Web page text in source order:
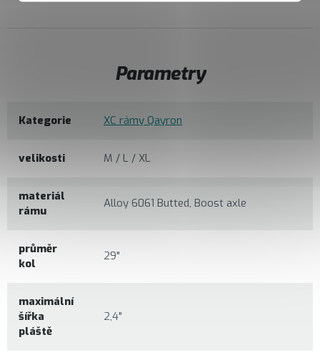
Parametry
Kategorie XC rámy Qayron
velikosti M / L / XL
materiál
rámu
Alloy 6061 Butted, Boost axle
průměr
kol
29"
maximální
šířka
pláště
2,4"